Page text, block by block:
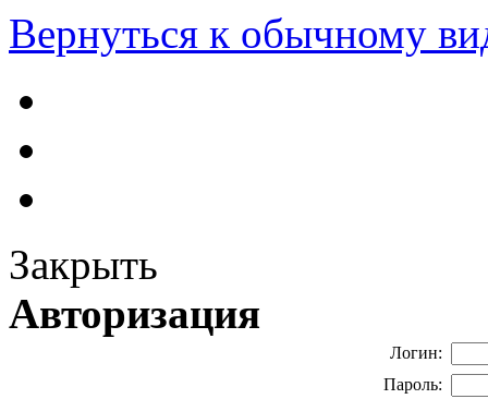
Вернуться к обычному
Закрыть
Авторизация
Логин:
Пароль: